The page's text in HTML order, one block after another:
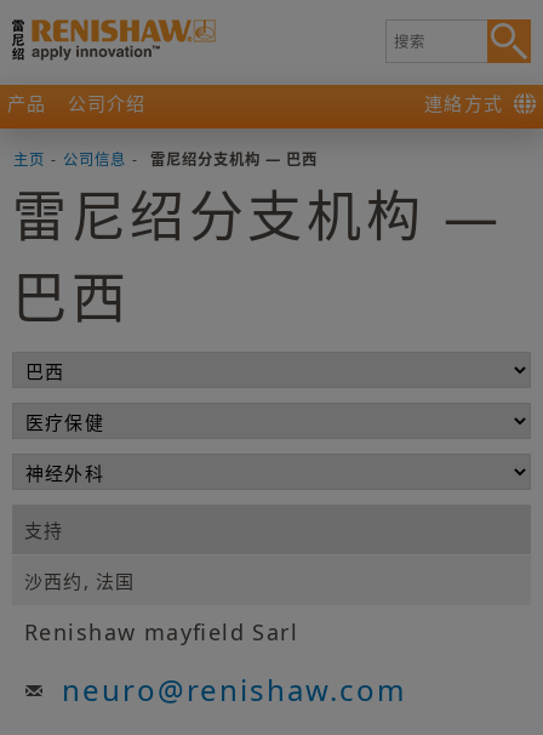
产品 公司介绍 連絡方式
主页 - 公司信息 - 雷尼绍分支机构 — 巴西
雷尼绍分支机构 —
巴西
支持
沙西约, 法国
Renishaw mayfield Sarl
neuro@renishaw.com